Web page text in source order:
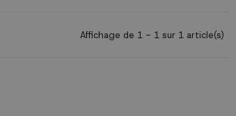
Affichage de 1 - 1 sur 1 article(s)